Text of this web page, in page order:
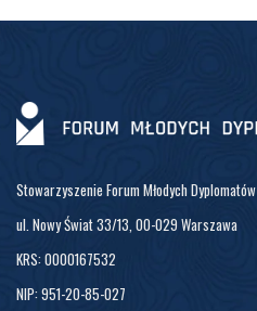
Stowarzyszenie Forum Młodych Dyplomatów
ul. Nowy Świat 33/13, 00-029 Warszawa
KRS: 0000167532
NIP: 951-20-85-027